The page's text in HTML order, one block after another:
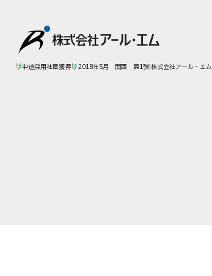
中途採用社章獲得 2018年5月 関西 第1弾|株式会社アール・エム